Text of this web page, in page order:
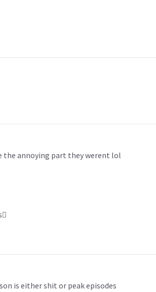
the annoying part they werent lol
is either shit or peak episodes